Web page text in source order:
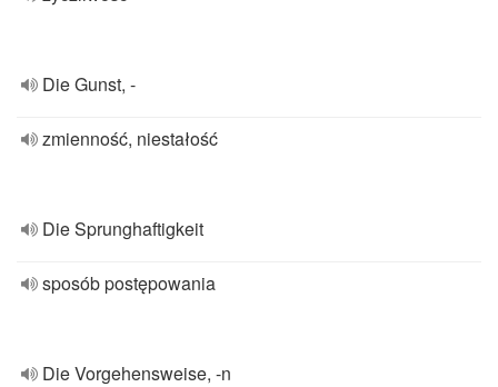
Die Gunst, -
zmienność, niestałość
Die Sprunghaftigkeit
sposób postępowania
Die Vorgehensweise, -n